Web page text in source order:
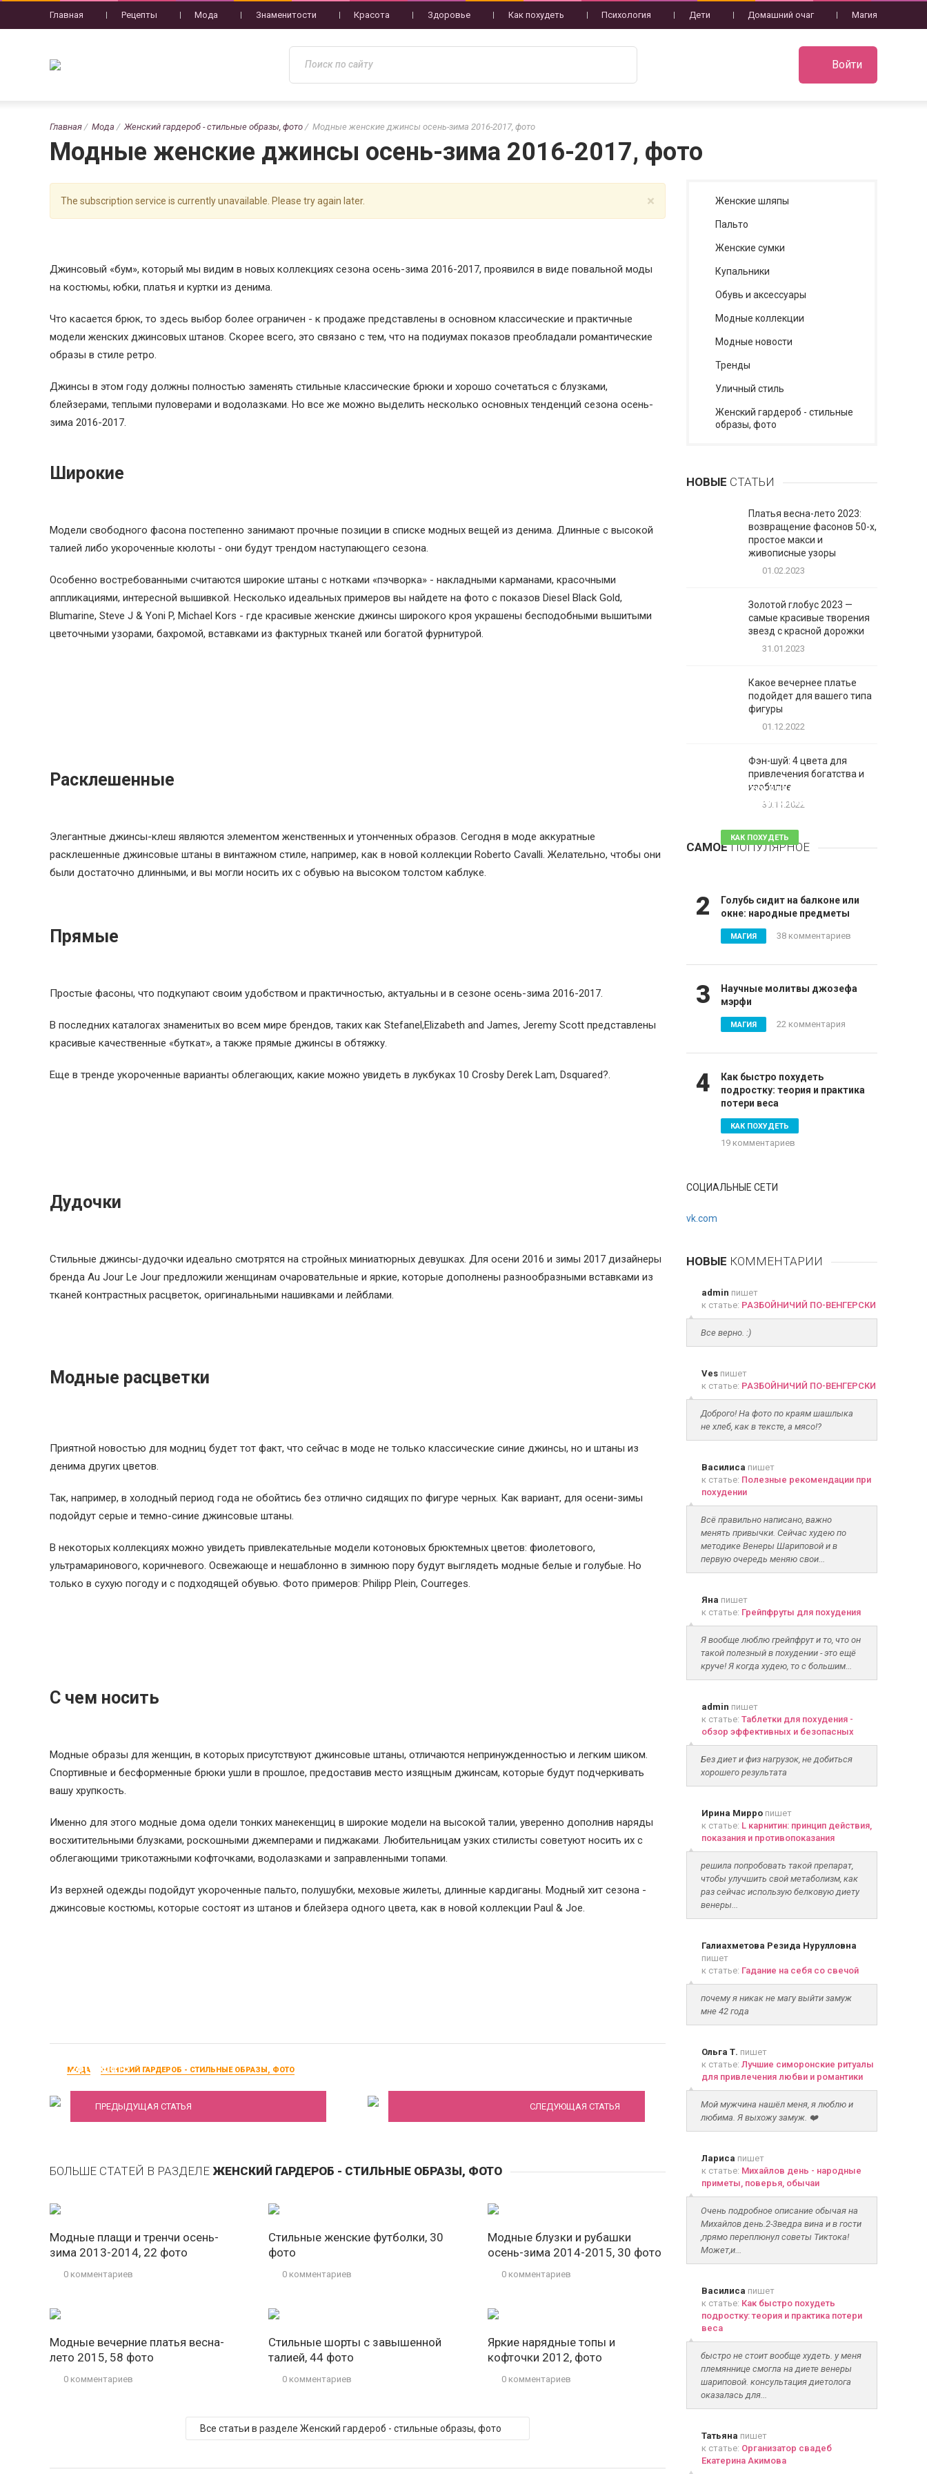
Главная Рецепты Мода Знаменитости Красота Здоровье Как похудеть Психология Дети Домашний очаг Магия
Войти
Главная Мода Женский гардероб - стильные образы, фото Модные женские джинсы осень-зима 2016-2017, фото
Модные женские джинсы осень-зима 2016-2017, фото
×
The subscription service is currently unavailable. Please try again later.
Джинсовый «бум», который мы видим в новых коллекциях сезона осень-зима 2016-2017, проявился в виде повальной моды
на костюмы, юбки, платья и куртки из денима.
Что касается брюк, то здесь выбор более ограничен - к продаже представлены в основном классические и практичные
модели женских джинсовых штанов. Скорее всего, это связано с тем, что на подиумах показов преобладали романтические
образы в стиле ретро.
Джинсы в этом году должны полностью заменять стильные классические брюки и хорошо сочетаться с блузками,
блейзерами, теплыми пуловерами и водолазками. Но все же можно выделить несколько основных тенденций сезона осень-
зима 2016-2017.
Широкие
Модели свободного фасона постепенно занимают прочные позиции в списке модных вещей из денима. Длинные с высокой
талией либо укороченные кюлоты - они будут трендом наступающего сезона.
Особенно востребованными считаются широкие штаны с нотками «пэчворка» - накладными карманами, красочными
аппликациями, интересной вышивкой. Несколько идеальных примеров вы найдете на фото с показов Diesel Black Gold,
Blumarine, Steve J & Yoni P, Michael Kors - где красивые женские джинсы широкого кроя украшены бесподобными вышитыми
цветочными узорами, бахромой, вставками из фактурных тканей или богатой фурнитурой.
Расклешенные
Элегантные джинсы-клеш являются элементом женственных и утонченных образов. Сегодня в моде аккуратные
расклешенные джинсовые штаны в винтажном стиле, например, как в новой коллекции Roberto Cavalli. Желательно, чтобы они
были достаточно длинными, и вы могли носить их с обувью на высоком толстом каблуке.
Прямые
Простые фасоны, что подкупают своим удобством и практичностью, актуальны и в сезоне осень-зима 2016-2017.
В последних каталогах знаменитых во всем мире брендов, таких как Stefanel,Elizabeth and James, Jeremy Scott представлены
красивые качественные «буткат», а также прямые джинсы в обтяжку.
Еще в тренде укороченные варианты облегающих, какие можно увидеть в лукбуках 10 Crosby Derek Lam, Dsquared?.
Дудочки
Стильные джинсы-дудочки идеально смотрятся на стройных миниатюрных девушках. Для осени 2016 и зимы 2017 дизайнеры
бренда Au Jour Le Jour предложили женщинам очаровательные и яркие, которые дополнены разнообразными вставками из
тканей контрастных расцветок, оригинальными нашивками и лейблами.
Модные расцветки
Приятной новостью для модниц будет тот факт, что сейчас в моде не только классические синие джинсы, но и штаны из
денима других цветов.
Так, например, в холодный период года не обойтись без отлично сидящих по фигуре черных. Как вариант, для осени-зимы
подойдут серые и темно-синие джинсовые штаны.
В некоторых коллекциях можно увидеть привлекательные модели котоновых брюктемных цветов: фиолетового,
ультрамаринового, коричневого. Освежающе и нешаблонно в зимнюю пору будут выглядеть модные белые и голубые. Но
только в сухую погоду и с подходящей обувью. Фото примеров: Philipp Plein, Courreges.
С чем носить
Модные образы для женщин, в которых присутствуют джинсовые штаны, отличаются непринужденностью и легким шиком.
Спортивные и бесформенные брюки ушли в прошлое, предоставив место изящным джинсам, которые будут подчеркивать
вашу хрупкость.
Именно для этого модные дома одели тонких манекенщиц в широкие модели на высокой талии, уверенно дополнив наряды
восхитительными блузками, роскошными джемперами и пиджаками. Любительницам узких стилисты советуют носить их с
облегающими трикотажными кофточками, водолазками и заправленными топами.
Из верхней одежды подойдут укороченные пальто, полушубки, меховые жилеты, длинные кардиганы. Модный хит сезона -
джинсовые костюмы, которые состоят из штанов и блейзера одного цвета, как в новой коллекции Paul & Joe.
МОДА ЖЕНСКИЙ ГАРДЕРОБ - СТИЛЬНЫЕ ОБРАЗЫ, ФОТО
2017, фото
ПРЕДЫДУЩАЯ СТАТЬЯ СЛЕДУЮЩАЯ СТАТЬЯ
БОЛЬШЕ СТАТЕЙ В РАЗДЕЛЕ ЖЕНСКИЙ ГАРДЕРОБ - СТИЛЬНЫЕ ОБРАЗЫ, ФОТО
Модные плащи и тренчи осень-
зима 2013-2014, 22 фото
0 комментариев
Стильные женские футболки, 30
фото
0 комментариев
Модные блузки и рубашки
осень-зима 2014-2015, 30 фото
0 комментариев
Модные вечерние платья весна-
лето 2015, 58 фото
0 комментариев
Стильные шорты с завышенной
талией, 44 фото
0 комментариев
Яркие нарядные топы и
кофточки 2012, фото
0 комментариев
Все статьи в разделе Женский гардероб - стильные образы, фото
Женские шляпы
Пальто
Женские сумки
Купальники
Обувь и аксессуары
Модные коллекции
Модные новости
Тренды
Уличный стиль
Женский гардероб - стильные
образы, фото
НОВЫЕ СТАТЬИ
Платья весна-лето 2023:
возвращение фасонов 50-х,
простое макси и
живописные узоры
01.02.2023
Золотой глобус 2023 —
самые красивые творения
звезд с красной дорожки
31.01.2023
Какое вечернее платье
подойдет для вашего типа
фигуры
01.12.2022
Фэн-шуй: 4 цвета для
привлечения богатства и
изобилие
30.11.2022
САМОЕПОПУЛЯРНОЕ
Таблетки для похудения -
обзор эффективных и
КАК ПОХУДЕТЬ
81 комментарий
2
Голубь сидит на балконе или
окне: народные предметы
МАГИЯ 38 комментариев
3
Научные молитвы джозефа
мэрфи
МАГИЯ 22 комментария
4
Как быстро похудеть
подростку: теория и практика
потери веса
КАК ПОХУДЕТЬ
19 комментариев
СОЦИАЛЬНЫЕ СЕТИ
vk.com
НОВЫЕ КОММЕНТАРИИ
admin пишет
к статье: РАЗБОЙНИЧИЙ ПО-ВЕНГЕРСКИ
Все верно. :)
Vesпишет
к статье: РАЗБОЙНИЧИЙ ПО-ВЕНГЕРСКИ
Доброго! На фото по краям шашлыка
не хлеб, как в тексте, а мясо!?
Василиса пишет
к статье: Полезные рекомендации при
похудении
Всё правильно написано, важно
менять привычки. Сейчас худею по
методике Венеры Шариповой и в
первую очередь меняю свои...
Яна пишет
к статье: Грейпфруты для похудения
Я вообще люблю грейпфрут и то, что он
такой полезный в похудении - это ещё
круче! Я когда худею, то с большим...
admin пишет
к статье: Таблетки для похудения -
обзор эффективных и безопасных
Без диет и физ нагрузок, не добиться
хорошего результата
Ирина Мирропишет
к статье: L карнитин: принцип действия,
показания и противопоказания
решила попробовать такой препарат,
чтобы улучшить свой метаболизм, как
раз сейчас использую белковую диету
венеры...
Галиахметова Резида Нурулловна
пишет
к статье: Гадание на себя со свечой
почему я никак не магу выйти замуж
мне 42 года
Ольга Т. пишет
к статье: Лучшие симоронские ритуалы
для привлечения любви и романтики
Мой мужчина нашёл меня, я люблю и
любима. Я выхожу замуж. ❤️
Лариса пишет
к статье: Михайлов день - народные
приметы, поверья, обычаи
Очень подробное описание обычая на
Михайлов день.2-3ведра вина и в гости
,прямо переплюнул советы Тиктока!
Может,и...
Василиса пишет
к статье: Как быстро похудеть
подростку: теория и практика потери
веса
быстро не стоит вообще худеть. у меня
племяннице смогла на диете венеры
шариповой. консультация диетолога
оказалась для...
Татьяна пишет
к статье: Организатор свадеб
Екатерина Акимова